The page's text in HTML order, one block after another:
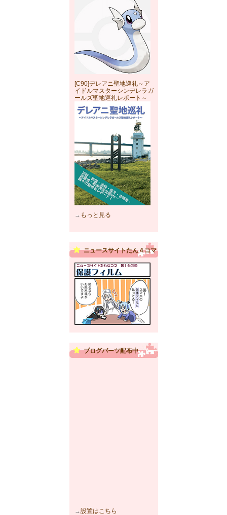
[C90]デレアニ聖地巡礼～ア
イドルマスターシンデレラガ
ールズ聖地巡礼レポート～
→ もっと見る
ニュースサイトたん４コマ
ブログパーツ配布中
→設置はこちら